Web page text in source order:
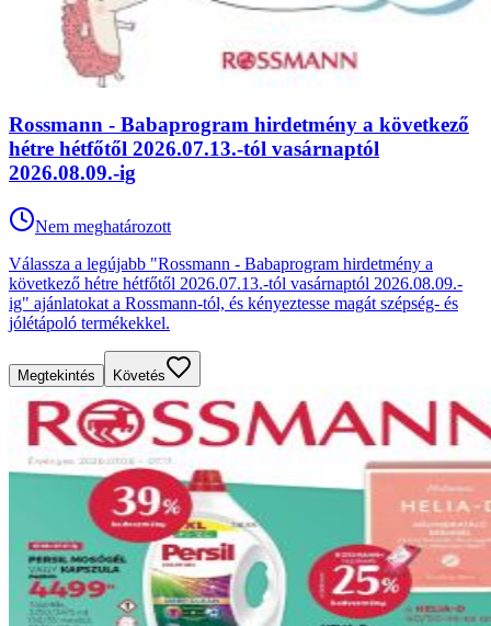
Rossmann - Babaprogram hirdetmény a következő
hétre hétfőtől 2026.07.13.-tól vasárnaptól
2026.08.09.-ig
Nem meghatározott
Válassza a legújabb "Rossmann - Babaprogram hirdetmény a
következő hétre hétfőtől 2026.07.13.-tól vasárnaptól 2026.08.09.-
ig" ajánlatokat a Rossmann-tól, és kényeztesse magát szépség- és
jólétápoló termékekkel.
Megtekintés Követés